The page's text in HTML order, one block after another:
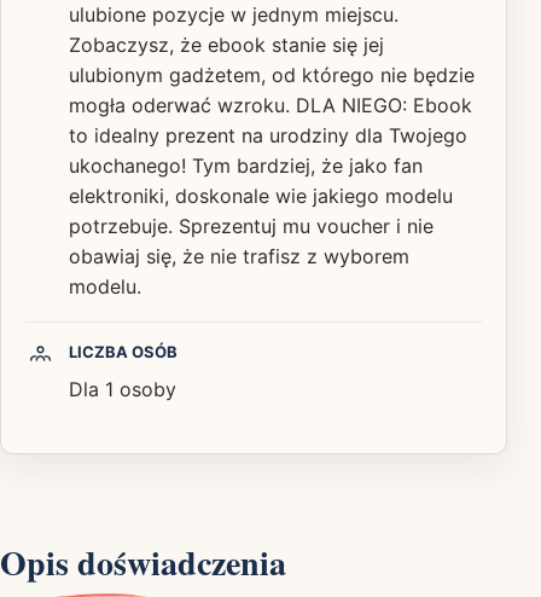
ulubione pozycje w jednym miejscu.
Zobaczysz, że ebook stanie się jej
ulubionym gadżetem, od którego nie będzie
mogła oderwać wzroku. DLA NIEGO: Ebook
to idealny prezent na urodziny dla Twojego
ukochanego! Tym bardziej, że jako fan
elektroniki, doskonale wie jakiego modelu
potrzebuje. Sprezentuj mu voucher i nie
obawiaj się, że nie trafisz z wyborem
modelu.
LICZBA OSÓB
Dla 1 osoby
Opis doświadczenia